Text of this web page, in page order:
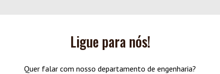
Ligue para nós!
Quer falar com nosso departamento de engenharia?